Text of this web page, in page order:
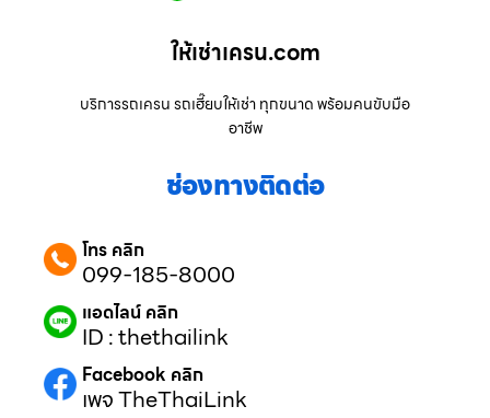
ให้เช่าเครน.com
บริการรถเครน รถเฮี๊ยบให้เช่า ทุกขนาด พร้อมคนขับมือ
อาชีพ
ช่องทางติดต่อ
โทร คลิก
099-185-8000
แอดไลน์ คลิก
ID : thethailink
Facebook คลิก
เพจ TheThaiLink